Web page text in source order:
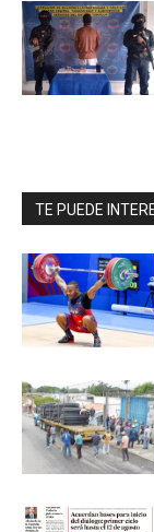
TE PUEDE